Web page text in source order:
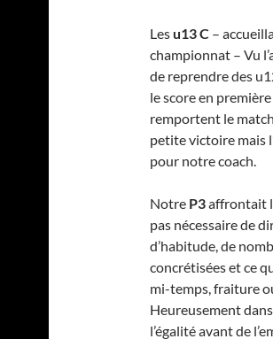
Lesu13 C –
championnat – Vu
de reprendre des
le score en
remportent le
petite victoire mais
pour notre coach.
Notre P3affrontait
pas nécessaire de
d’habitude, de
concrétisées et ce
mi-temps, fraiture
Heureusement
l’égalité avant de